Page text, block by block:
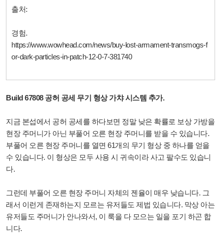
출처:
경험.
https://www.wowhead.com/news/buy-lost-armament-transmogs-f
or-dark-particles-in-patch-12-0-7-381740
Build 67808 공허 공세 무기 형상 가챠 시스템 추가.
지금 본섭에서 공허 공세를 하다보면 정말 낮은 확률로 보상 가방을
현장 주머니가 아닌 부풀어 오른 현장 주머니를 받을 수 있습니다.
부풀어 오른 현장 주머니를 열면 61개의 무기 형상 중 하나를 얻을
수 있습니다. 이 형상은 모두 사용 시 귀속이라 사고 팔수도 있습니
다.
그런데 부풀어 오른 현장 주머니 자체의 젠율이 매우 낮습니다. 그
래서 이런게 존재하는지 모르는 유저들도 제법 있습니다. 막상 아는
유저들도 주머니가 안나와서, 이 룩을 다 모으는 일을 포기 하곤 합
니다.